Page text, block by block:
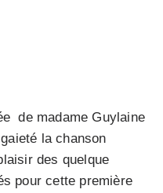
de madame Guylaine
la chanson
des quelque
pour cette première